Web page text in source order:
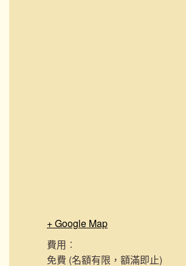
+ Google Map
費用︰
免費 (名額有限，額滿即止)